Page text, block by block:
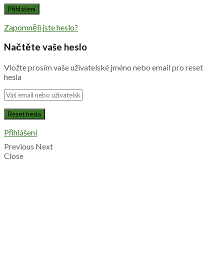
Zapomněli jste heslo?
Načtěte vaše heslo
Vložte prosím vaše uživatelské jméno nebo email pro reset
hesla
Přihlášení
Previous Next
Close